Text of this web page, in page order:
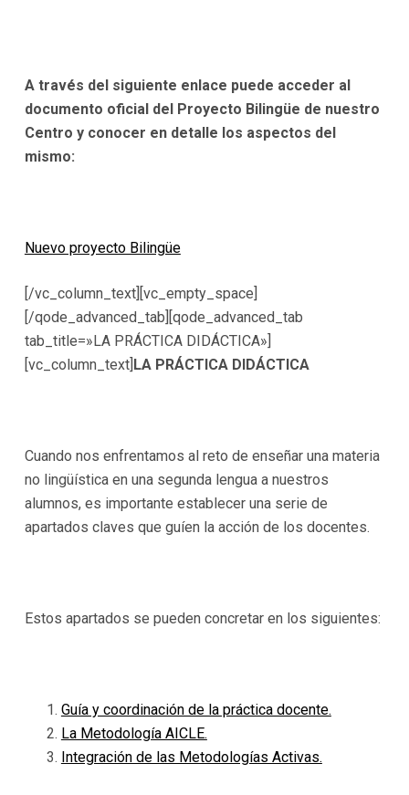
A través del siguiente enlace puede acceder al
documento oficial del Proyecto Bilingüe de nuestro
Centro y conocer en detalle los aspectos del
mismo:
Nuevo proyecto Bilingüe
[/vc_column_text][vc_empty_space]
[/qode_advanced_tab][qode_advanced_tab
tab_title=»LA PRÁCTICA DIDÁCTICA»]
[vc_column_text]LA PRÁCTICA DIDÁCTICA
Cuando nos enfrentamos al reto de enseñar una materia
no lingüística en una segunda lengua a nuestros
alumnos, es importante establecer una serie de
apartados claves que guíen la acción de los docentes.
Estos apartados se pueden concretar en los siguientes:
Guía y coordinación de la práctica docente.
La Metodología AICLE.
Integración de las Metodologías Activas.